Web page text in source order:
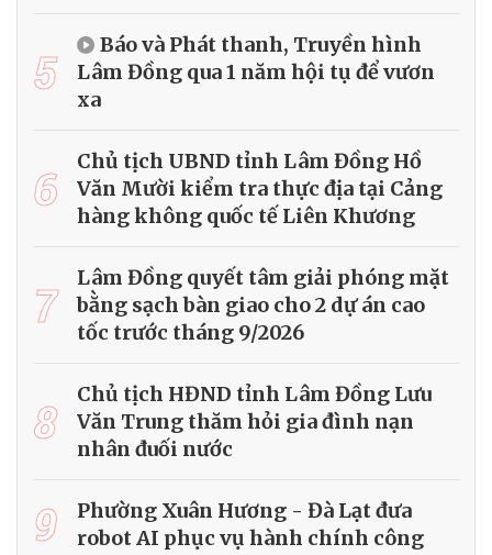
5
Báo và Phát thanh, Truyền hình
Lâm Đồng qua 1 năm hội tụ để vươn
xa
6
Chủ tịch UBND tỉnh Lâm Đồng Hồ
Văn Mười kiểm tra thực địa tại Cảng
hàng không quốc tế Liên Khương
7
Lâm Đồng quyết tâm giải phóng mặt
bằng sạch bàn giao cho 2 dự án cao
tốc trước tháng 9/2026
8
Chủ tịch HĐND tỉnh Lâm Đồng Lưu
Văn Trung thăm hỏi gia đình nạn
nhân đuối nước
9
Phường Xuân Hương - Đà Lạt đưa
robot AI phục vụ hành chính công